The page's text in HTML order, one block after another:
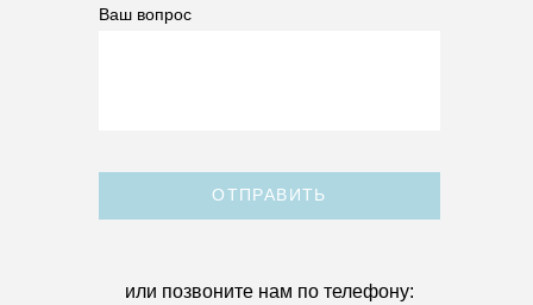
Ваш вопрос
ОТПРАВИТЬ
или позвоните нам по телефону: